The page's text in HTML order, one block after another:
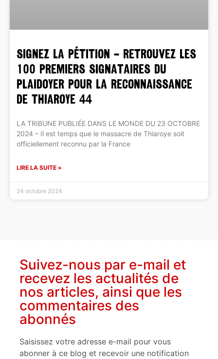
SIGNEZ LA PÉTITION – RETROUVEZ LES
100 PREMIERS SIGNATAIRES DU
PLAIDOYER POUR LA RECONNAISSANCE
DE THIAROYE 44
LA TRIBUNE PUBLIÉE DANS LE MONDE DU 23 OCTOBRE
2024 – Il est temps que le massacre de Thiaroye soit
officiellement reconnu par la France
LIRE LA SUITE »
24 octobre 2024
Suivez-nous par e-mail et
recevez les actualités de
nos articles, ainsi que les
commentaires des
abonnés
Saisissez votre adresse e-mail pour vous
abonner à ce blog et recevoir une notification